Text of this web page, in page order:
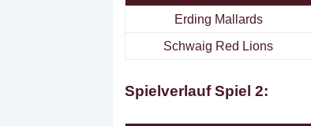
Erding Mallards
Schwaig Red Lions
Spielverlauf Spiel 2: